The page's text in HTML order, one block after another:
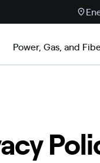
Power, Gas, and